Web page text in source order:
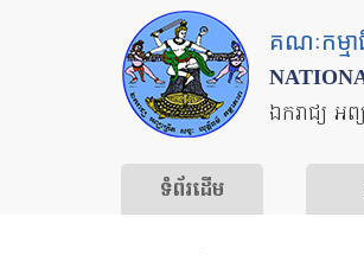
គណៈកម្មា
ឯករាជ្យ អព្
ទំព័រ​ដើម